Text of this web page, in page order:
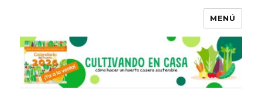
MENÚ